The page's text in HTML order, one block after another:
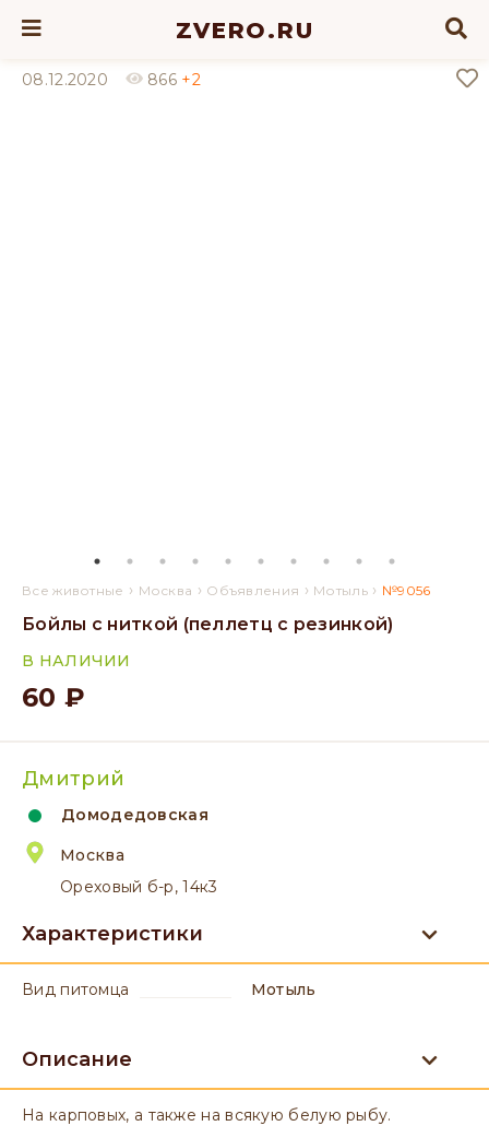
ZVERO.RU
08.12.2020 866 +2
Все животные › Москва › Объявления › Мотыль › №9056
Бойлы с ниткой (пеллетц с резинкой)
В НАЛИЧИИ
60 ₽
Дмитрий
Домодедовская
Москва
Ореховый б-р, 14к3
Характеристики
вид питомца Мотыль
Описание
На карповых, а также на всякую белую рыбу.